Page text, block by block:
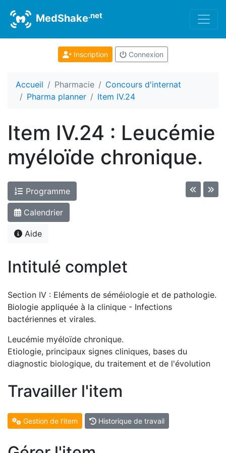
MedShake.net
Inscription Connexion
Accueil Pharmacie
Concours d'internat
Pharma planner
Item IV.24
Item IV.24 : Leucémie
myéloïde chronique.
Programme
Calendrier
Aide
Intitulé complet
Section IV : Eléments de séméiologie et de pathologie.
Biologie appliquée à la clinique - Infections
bactériennes et virales.
Leucémie myéloïde chronique.
Etiologie, principaux signes cliniques, bases du
diagnostic biologique, du traitement et de l'évolution
Travailler l'item
Gestion de l'item Historique de travail